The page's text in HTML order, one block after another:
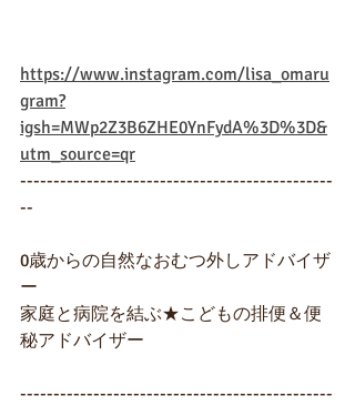
https://www.instagram.com/lisa_omaru
gram?
igsh=MWp2Z3B6ZHE0YnFydA%3D%3D&
utm_source=qr
-----------------------------------------------
--
0歳からの自然なおむつ外しアドバイザ
ー
家庭と病院を結ぶ★こどもの排便＆便
秘アドバイザー
-----------------------------------------------